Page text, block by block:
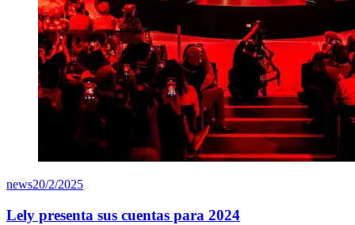
news20/2/2025
Lely presenta sus cuentas para 2024